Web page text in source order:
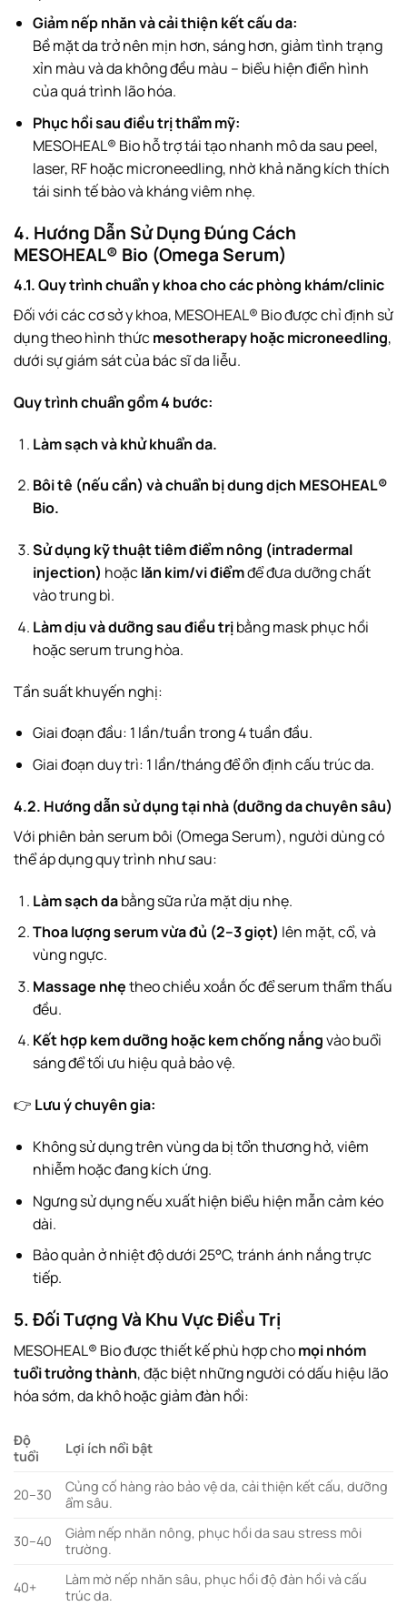
Giảm nếp nhăn và cải thiện kết cấu da:
Bề mặt da trở nên mịn hơn, sáng hơn, giảm tình trạng
xỉn màu và da không đều màu – biểu hiện điển hình
của quá trình lão hóa.
Phục hồi sau điều trị thẩm mỹ:
MESOHEAL® Bio hỗ trợ tái tạo nhanh mô da sau peel,
laser, RF hoặc microneedling, nhờ khả năng kích thích
tái sinh tế bào và kháng viêm nhẹ.
4. Hướng Dẫn Sử Dụng Đúng Cách
MESOHEAL® Bio (Omega Serum)
4.1. Quy trình chuẩn y khoa cho các phòng khám/clinic
Đối với các cơ sở y khoa, MESOHEAL® Bio được chỉ định sử
dụng theo hình thứcmesotherapy hoặc microneedling,
dưới sự giám sát của bác sĩ da liễu.
Quy trình chuẩn gồm 4 bước:
Làm sạch và khử khuẩn da.
Bôi tê (nếu cần) và chuẩn bị dung dịch MESOHEAL®
Bio.
Sử dụng kỹ thuật tiêm điểm nông (intradermal
injection) hoặclăn kim/vi điểmđể đưa dưỡng chất
vào trung bì.
Làm dịu và dưỡng sau điều trịbằng mask phục hồi
hoặc serum trung hòa.
Tần suất khuyến nghị:
Giai đoạn đầu: 1 lần/tuần trong 4 tuần đầu.
Giai đoạn duy trì: 1 lần/tháng để ổn định cấu trúc da.
4.2. Hướng dẫn sử dụng tại nhà (dưỡng da chuyên sâu)
Với phiên bản serum bôi (Omega Serum), người dùng có
thể áp dụng quy trình như sau:
Làm sạch dabằng sữa rửa mặt dịu nhẹ.
Thoa lượng serum vừa đủ (2–3 giọt) lên mặt, cổ, và
vùng ngực.
Massage nhẹtheo chiều xoắn ốc để serum thẩm thấu
đều.
Kết hợp kem dưỡng hoặc kem chống nắngvào buổi
sáng để tối ưu hiệu quả bảo vệ.
👉 Lưu ý chuyên gia:
Không sử dụng trên vùng da bị tổn thương hở, viêm
nhiễm hoặc đang kích ứng.
Ngưng sử dụng nếu xuất hiện biểu hiện mẫn cảm kéo
dài.
Bảo quản ở nhiệt độ dưới 25°C, tránh ánh nắng trực
tiếp.
5. Đối Tượng Và Khu Vực Điều Trị
MESOHEAL® Bio được thiết kế phù hợp chomọi nhóm
tuổi trưởng thành, đặc biệt những người có dấu hiệu lão
hóa sớm, da khô hoặc giảm đàn hồi:
Độ
tuổi
Lợi ích nổi bật
20–30
Củng cố hàng rào bảo vệ da, cải thiện kết cấu, dưỡng
ẩm sâu.
30–40
Giảm nếp nhăn nông, phục hồi da sau stress môi
trường.
40+
Làm mờ nếp nhăn sâu, phục hồi độ đàn hồi và cấu
trúc da.